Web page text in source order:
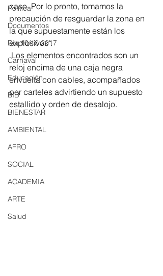
Política
Documentos
Día 10/10 2017
Carnaval
Educación
BID
BIENESTAR
AMBIENTAL
AFRO
SOCIAL
ACADEMIA
ARTE
Salud
caso. Por lo pronto, tomamos la
precaución de resguardar la zona en
la que supuestamente están los
explosivos".
Los elementos encontrados son un
reloj encima de una caja negra
envuelta con cables, acompañados
por carteles advirtiendo un supuesto
estallido y orden de desalojo.